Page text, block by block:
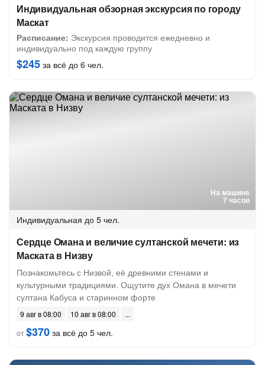
Индивидуальная обзорная экскурсия по городу
Маскат
Расписание: Экскурсия проводится ежедневно и
индивидуально под каждую группу
$245 за всё до 6 чел.
На машине
7 часов
Индивидуальная до 5 чел.
Сердце Омана и величие султанской мечети: из
Маската в Низву
Познакомьтесь с Низвой, её древними стенами и
культурными традициями. Ощутите дух Омана в мечети
султана Кабуса и старинном форте
9 авг в 08:00
10 авг в 08:00
от$370 за всё до 5 чел.